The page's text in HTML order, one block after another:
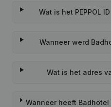
Wat is het PEPPOL
Wanneer werd
Wat is het adres
Wanneer heeft